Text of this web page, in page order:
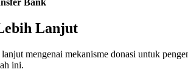
Lanjut
mengenai mekanisme donasi untuk
ini.